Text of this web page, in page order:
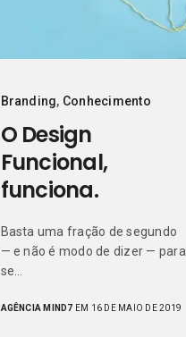
Branding, Conhecimento
O Design
Funcional,
funciona.
Basta uma fração de segundo
— e não é modo de dizer — para
se…
AGÊNCIA MIND7 EM 16 DE MAIO DE 2019